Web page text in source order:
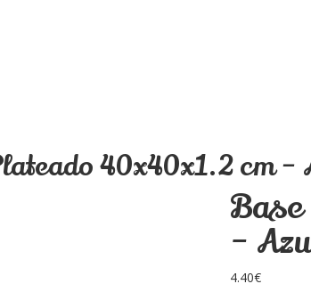
40x40x1.2 cm –
–
4.40€